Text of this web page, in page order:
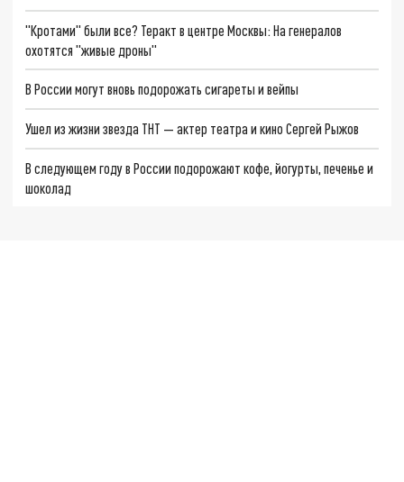
"Кротами" были все? Теракт в центре Москвы: На генералов
охотятся "живые дроны"
В России могут вновь подорожать сигареты и вейпы
Ушел из жизни звезда ТНТ — актер театра и кино Сергей Рыжов
В следующем году в России подорожают кофе, йогурты, печенье и
шоколад